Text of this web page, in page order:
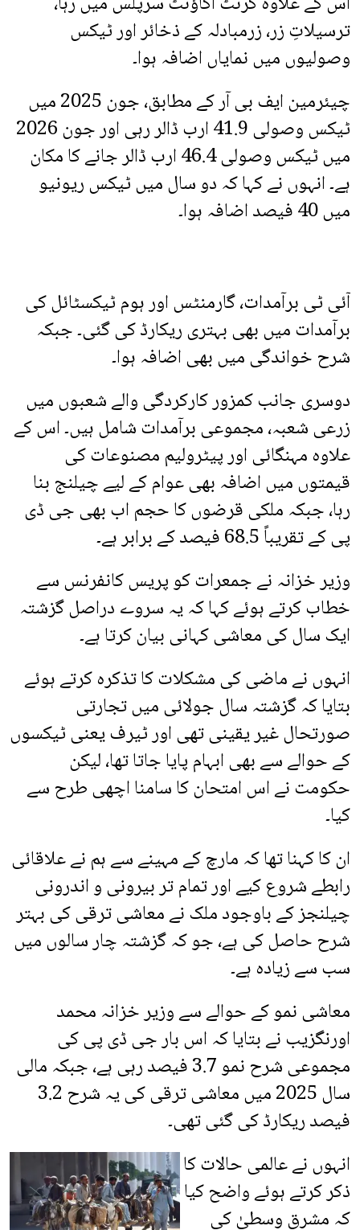
ترسیلاتِ زر، زرمبادلہ کے ذخائر اور ٹیکس
وصولیوں میں نمایاں اضافہ ہوا۔
چیئرمین ایف بی آر کے مطابق، جون 2025 میں
ٹیکس وصولی 41.9 ارب ڈالر رہی اور جون 2026
میں ٹیکس وصولی 46.4 ارب ڈالر جانے کا مکان
ہے۔ انہوں نے کہا کہ دو سال میں ٹیکس ریونیو
میں 40 فیصد اضافہ ہوا۔
آئی ٹی برآمدات، گارمنٹس اور ہوم ٹیکسٹائل کی
برآمدات میں بھی بہتری ریکارڈ کی گئی۔ جبکہ
شرح خواندگی میں بھی اضافہ ہوا۔
دوسری جانب کمزور کارکردگی والے شعبوں میں
زرعی شعبہ، مجموعی برآمدات شامل ہیں۔ اس کے
علاوہ مہنگائی اور پیٹرولیم مصنوعات کی
قیمتوں میں اضافہ بھی عوام کے لیے چیلنج بنا
رہا، جبکہ ملکی قرضوں کا حجم اب بھی جی ڈی
پی کے تقریباً 68.5 فیصد کے برابر ہے۔
وزیر خزانہ نے جمعرات کو پریس کانفرنس سے
خطاب کرتے ہوئے کہا کہ یہ سروے دراصل گزشتہ
ایک سال کی معاشی کہانی بیان کرتا ہے۔
انہوں نے ماضی کی مشکلات کا تذکرہ کرتے ہوئے
بتایا کہ گزشتہ سال جولائی میں تجارتی
صورتحال غیر یقینی تھی اور ٹیرف یعنی ٹیکسوں
کے حوالے سے بھی ابہام پایا جاتا تھا، لیکن
حکومت نے اس امتحان کا سامنا اچھی طرح سے
کیا۔
ان کا کہنا تھا کہ مارچ کے مہینے سے ہم نے علاقائی
رابطے شروع کیے اور تمام تر بیرونی و اندرونی
چیلنجز کے باوجود ملک نے معاشی ترقی کی بہتر
شرح حاصل کی ہے، جو کہ گزشتہ چار سالوں میں
سب سے زیادہ ہے۔
معاشی نمو کے حوالے سے وزیر خزانہ محمد
اورنگزیب نے بتایا کہ اس بار جی ڈی پی کی
مجموعی شرح نمو 3.7 فیصد رہی ہے، جبکہ مالی
سال 2025 میں معاشی ترقی کی یہ شرح 3.2
فیصد ریکارڈ کی گئی تھی۔
انہوں نے عالمی حالات کا
ذکر کرتے ہوئے واضح کیا
کہ مشرقِ وسطیٰ کی